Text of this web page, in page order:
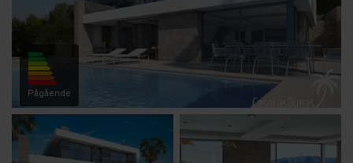
Pågående